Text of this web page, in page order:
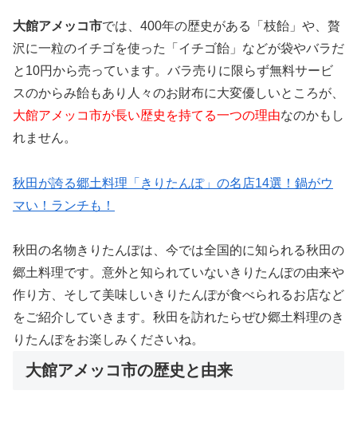
大館アメッコ市では、400年の歴史がある「枝飴」や、贅
沢に一粒のイチゴを使った「イチゴ飴」などが袋やバラだ
と10円から売っています。バラ売りに限らず無料サービ
スのからみ飴もあり人々のお財布に大変優しいところが、
大館アメッコ市が長い歴史を持てる一つの理由なのかもし
れません。
秋田が誇る郷土料理「きりたんぽ」の名店14選！鍋がウ
マい！ランチも！
秋田の名物きりたんぽは、今では全国的に知られる秋田の
郷土料理です。意外と知られていないきりたんぽの由来や
作り方、そして美味しいきりたんぽが食べられるお店など
をご紹介していきます。秋田を訪れたらぜひ郷土料理のき
りたんぽをお楽しみくださいね。
大館アメッコ市の歴史と由来